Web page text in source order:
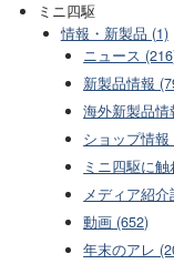
ミニ四駆
情報・新製品 (1)
ニュース
新製品情報
海外新製品情
ショップ情報
ミニ四駆に
メディア紹
動画 (652)
年末のアレ